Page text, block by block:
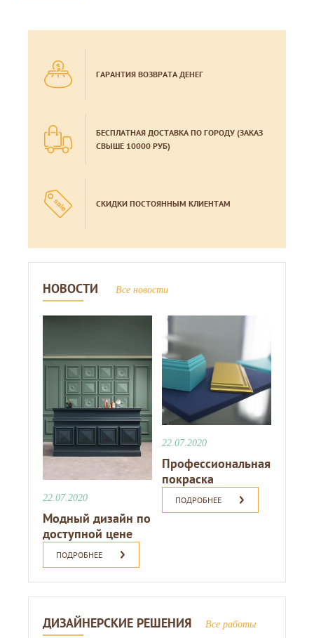
ГАРАНТИЯ ВОЗВРАТА ДЕНЕГ
БЕСПЛАТНАЯ ДОСТАВКА ПО ГОРОДУ (ЗАКАЗ
СВЫШЕ 10000 РУБ)
СКИДКИ ПОСТОЯННЫМ КЛИЕНТАМ
НОВОСТИ Все новости
22.07.2020
Модный дизайн по
доступной цене
ПОДРОБНЕЕ
22.07.2020
Профессиональная
покраска
ПОДРОБНЕЕ
ДИЗАЙНЕРСКИЕ РЕШЕНИЯ Все работы